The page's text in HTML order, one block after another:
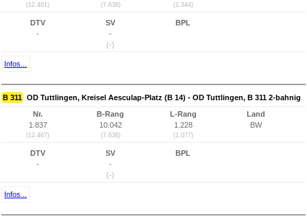
(12.461) (7.638) (1.344)
DTV
-
SV
-
(-)
BPL
Infos...
B 311 OD Tuttlingen, Kreisel Aesculap-Platz (B 14) - OD Tuttlingen, B 311 2-bahnig
Nr.
1.837
(12.467)
B-Rang
10.042
(7.638)
L-Rang
1.228
(1.077)
Land
BW
DTV
-
SV
-
(-)
BPL
Infos...